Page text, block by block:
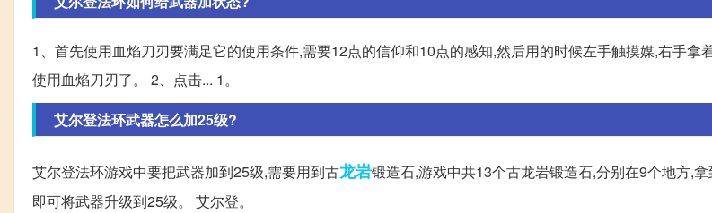
1、首先使用血焰刀刃要满足它的使用条件,需要12点的信仰和10点的感知,然后用的时候左手触摸媒,右手拿
使用血焰刀刃了。 2、点击... 1。
艾尔登法环武器怎么加25级?
艾尔登法环游戏中要把武器加到25级,需要用到古龙岩锻造石,游戏中共13个古龙岩锻造石,分别在9个地方,
即可将武器升级到25级。 艾尔登。